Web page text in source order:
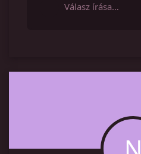
Válasz írása…